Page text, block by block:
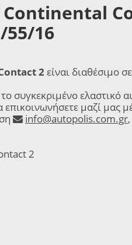
Continental
55/16
2είναι διαθέσιμο σε
συγκεκριμένο ελαστικό
μαζί μας
info@autopolis.com.gr
2